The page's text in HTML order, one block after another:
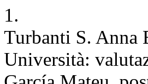
1.
Turbanti S. Anna
Università: